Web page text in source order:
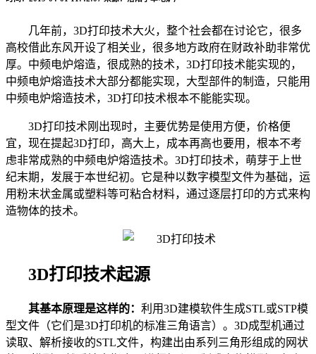
几年前， 3D打印技术大火，整个社会都在讨论它，很多
高校借此东风开设了相关业，很多地方政府在财政补助非常优
厚。中频电炉熔造，很成熟的技术， 3D打印技术能实现的，
中频电炉熔造技术大部分都能实现，大型部件的制造，只能用
中频电炉熔造技术， 3D打印技术根本不能能实现。
3D打印技术刚出现时，主要优势是使用方便，价格便
宜，现在提起3D打印，高大上，成本再高也要用，根本不考
虑非常成熟的中频电炉熔造技术。 3D打印技术，萌芽于上世
纪末期，发展于本世纪初。它是种以数字模型文件为基础，运
用粉末状金属或塑料等可粘合材料，通过逐层打印的方式来构
造物体的技术。
3D打印技术起源
其基本原理是这样的： 利用3D建模软件生成STL或STP模
型文件（它们是3D打印机的标准三角语言）。 3D成型机通过
读取、解析接收的STL文件，构建出由系列三角形组成的网状